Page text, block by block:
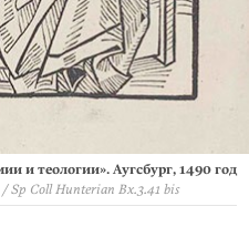
и теологии». Аугсбург, 1490 год
Sp Coll Hunterian Bx.3.41 bis